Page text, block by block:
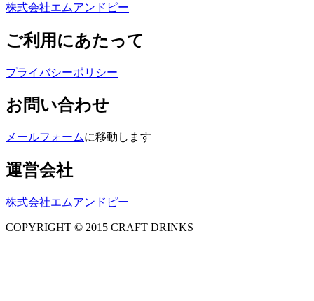
株式会社エムアンドピー
ご利用にあたって
プライバシーポリシー
お問い合わせ
メールフォームに移動します
運営会社
株式会社エムアンドピー
COPYRIGHT © 2015 CRAFT DRINKS